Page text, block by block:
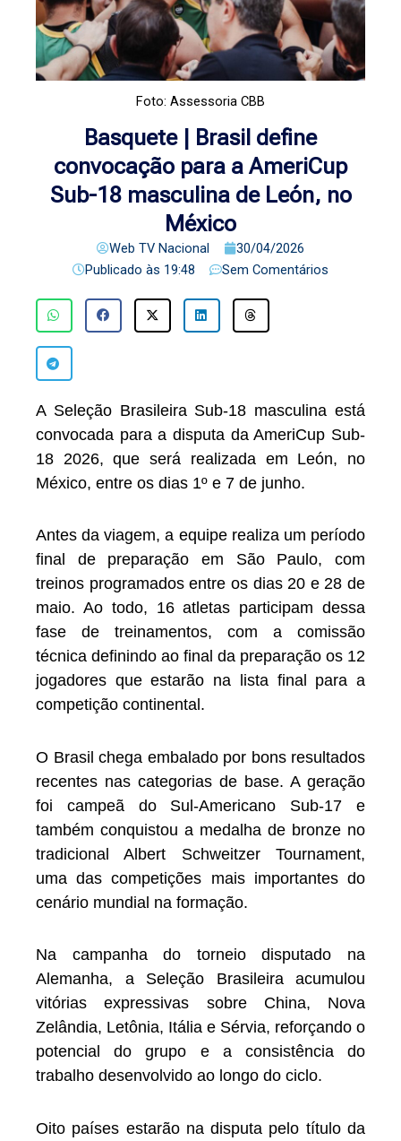
Foto: Assessoria CBB
Basquete | Brasil define
convocação para a AmeriCup
Sub-18 masculina de León, no
México
Web TV Nacional
30/04/2026
Publicado às 19:48 Sem Comentários
A Seleção Brasileira Sub-18 masculina está
convocada para a disputa da AmeriCup Sub-
18 2026, que será realizada em León, no
México, entre os dias 1º e 7 de junho.
Antes da viagem, a equipe realiza um período
final de preparação em São Paulo, com
treinos programados entre os dias 20 e 28 de
maio. Ao todo, 16 atletas participam dessa
fase de treinamentos, com a comissão
técnica definindo ao final da preparação os 12
jogadores que estarão na lista final para a
competição continental.
O Brasil chega embalado por bons resultados
recentes nas categorias de base. A geração
foi campeã do Sul-Americano Sub-17 e
também conquistou a medalha de bronze no
tradicional Albert Schweitzer Tournament,
uma das competições mais importantes do
cenário mundial na formação.
Na campanha do torneio disputado na
Alemanha, a Seleção Brasileira acumulou
vitórias expressivas sobre China, Nova
Zelândia, Letônia, Itália e Sérvia, reforçando o
potencial do grupo e a consistência do
trabalho desenvolvido ao longo do ciclo.
Oito países estarão na disputa pelo título da